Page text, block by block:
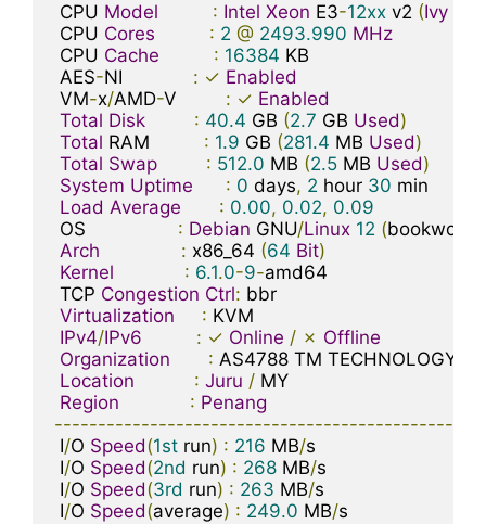
CPU Model : Intel Xeon E3-12xx v2 (Ivy
CPU Cores : 2 @ 2493.990 MHz
CPU Cache : 16384 KB
AES-NI : ✓ Enabled
VM-x/AMD-V : ✓ Enabled
Total Disk : 40.4 GB (2.7 GB Used)
Total RAM : 1.9 GB (281.4 MB Used)
Total Swap : 512.0 MB (2.5 MB Used)
System Uptime : 0 days, 2 hour 30 min
Load Average : 0.00, 0.02, 0.09
OS : Debian GNU/Linux 12 (bookworm
Arch
: x86_64 (64 Bit)
Kernel
: 6.1.0-9-amd64
TCP Congestion Ctrl: bbr
Virtualization
: KVM
IPv4/IPv6 : ✓ Online / ✗ Offline
Organization
: AS4788 TM TECHNOLOGY
Location
: Juru / MY
Region
: Penang
I/O Speed(1st run) : 216 MB/s
I/O Speed(2nd run) : 268 MB/s
I/O Speed(3rd run) : 263 MB/s
I/O Speed(average) : 249.0 MB/s